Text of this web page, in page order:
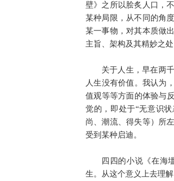
壁》之所以脍炙人口，
某种局限，从不同的角
某一事物，对其本质做
主旨、架构及其精妙之
关于人生，早在两
人生没有价值。我认为
值观等等方面的体验与
觉的，即处于“无意识
尚、潮流、得失等）所
受到某种启迪。
四四的小说《在海
生。从这个意义上去理